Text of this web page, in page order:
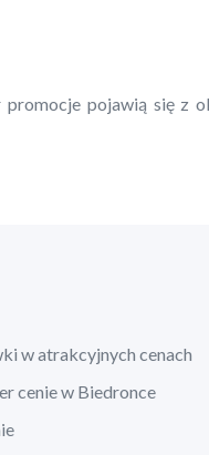
promocje pojawią się z
w atrakcyjnych cenach
cenie w Biedronce